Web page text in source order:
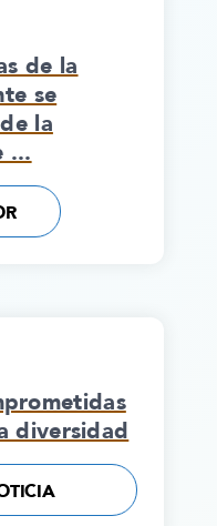
de la
se
la
...
diversidad